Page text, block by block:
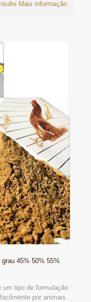
Mais informação
45% 50% 55%
um tipo de formulação
por animais.